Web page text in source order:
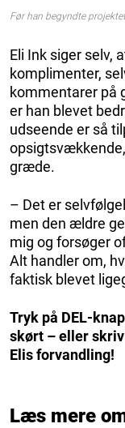
Før han begyndte
Eli Ink siger selv,
komplimenter,
kommentarer på
er han blevet
udseende er så
græde.
– Det er
men den ældre
mig og forsøger
Alt handler om,
faktisk blevet
Tryk på DEL-
skørt – eller
Elis forvandling!
Læs mere